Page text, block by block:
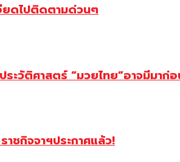
ยดไปติดตามด่วนๆ
ะวัติศาสตร์ “มวยไทย”อาจมีมาก่
าชกิจจาฯประกาศแล้ว!